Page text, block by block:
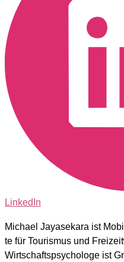
LinkedIn
Micha­el Jaya­se­ka­ra ist
te für Tou­ris­mus und
Wirt­schafts­psy­cho­lo­ge ist